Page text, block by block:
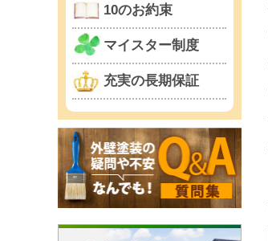
10のお約束
マイスター制度
充実の長期保証